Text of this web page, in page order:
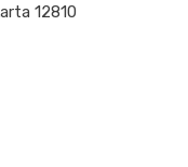
12810